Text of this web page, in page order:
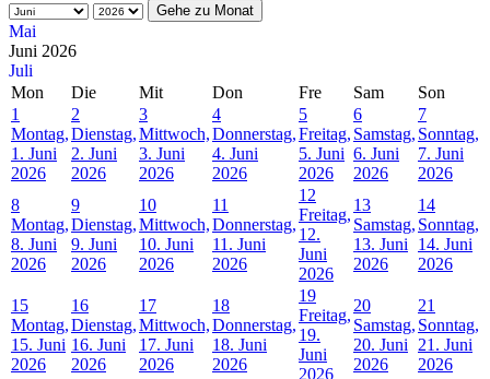
Gehe zu Monat
Mai
Juni 2026
Juli
Mon
Die Mit Don Fre Sam
Son
1
Montag,
1. Juni
2026
2
Dienstag,
2. Juni
2026
3
Mittwoch,
3. Juni
2026
4
Donnerstag,
4. Juni
2026
5
Freitag,
5. Juni
2026
6
Samstag,
6. Juni
2026
7
Sonntag,
7. Juni
2026
8
Montag,
8. Juni
2026
9
Dienstag,
9. Juni
2026
10
Mittwoch,
10. Juni
2026
11
Donnerstag,
11. Juni
2026
12
Freitag,
12.
Juni
2026
13
Samstag,
13. Juni
2026
14
Sonntag,
14. Juni
2026
15
Montag,
15. Juni
2026
16
Dienstag,
16. Juni
2026
17
Mittwoch,
17. Juni
2026
18
Donnerstag,
18. Juni
2026
19
Freitag,
19.
Juni
2026
20
Samstag,
20. Juni
2026
21
Sonntag,
21. Juni
2026